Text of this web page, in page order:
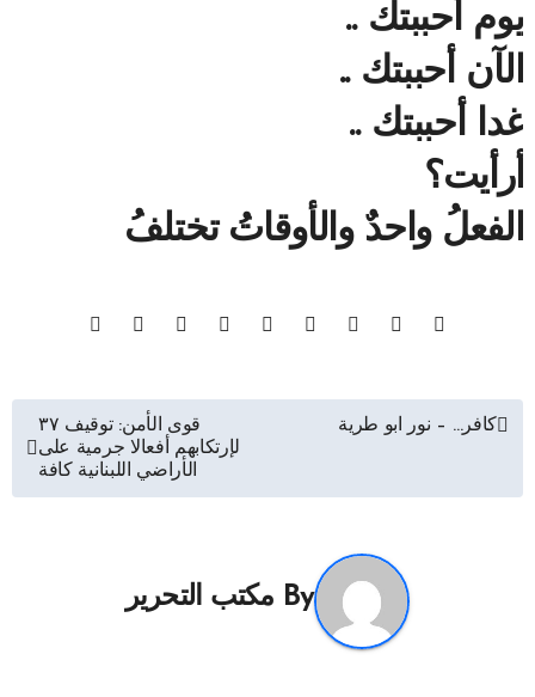
يوم أحببتك ..
الآن أحببتك ..
غدا أحببتك ..
أرأيت؟
الفعلُ واحدٌ والأوقاتُ تختلفُ
تصفّح
كافر… – نور ابو طرية
قوى الأمن: توقيف ٣٧
لإرتكابهم أفعالا جرمية على
الأراضي اللبنانية كافة
By مكتب التحرير